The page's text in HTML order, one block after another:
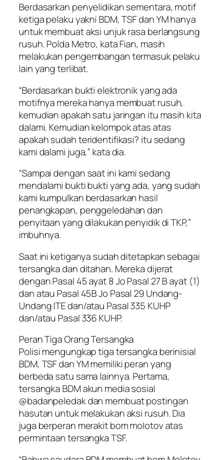
Berdasarkan penyelidikan sementara, motif
ketiga pelaku yakni BDM, TSF dan YM hanya
untuk membuat aksi unjuk rasa berlangsung
rusuh. Polda Metro, kata Fian, masih
melakukan pengembangan termasuk pelaku
lain yang terlibat.
“Berdasarkan bukti elektronik yang ada
motifnya mereka hanya membuat rusuh,
kemudian apakah satu jaringan itu masih kita
dalami. Kemudian kelompok atas atas
apakah sudah teridentifikasi? itu sedang
kami dalami juga,” kata dia.
“Sampai dengan saat ini kami sedang
mendalami bukti bukti yang ada, yang sudah
kami kumpulkan berdasarkan hasil
penangkapan, penggeledahan dan
penyitaan yang dilakukan penyidik di TKP,”
imbuhnya.
Saat ini ketiganya sudah ditetapkan sebagai
tersangka dan ditahan. Mereka dijerat
dengan Pasal 45 ayat 8 Jo Pasal 27 B ayat (1)
dan atau Pasal 45B Jo Pasal 29 Undang-
Undang ITE dan/atau Pasal 335 KUHP
dan/atau Pasal 336 KUHP.
Peran Tiga Orang Tersangka
Polisi mengungkap tiga tersangka berinisial
BDM, TSF dan YM memiliki peran yang
berbeda satu sama lainnya. Pertama,
tersangka BDM akun media sosial
@badanpeledak dan membuat postingan
hasutan untuk melakukan aksi rusuh. Dia
juga berperan merakit bom molotov atas
permintaan tersangka TSF.